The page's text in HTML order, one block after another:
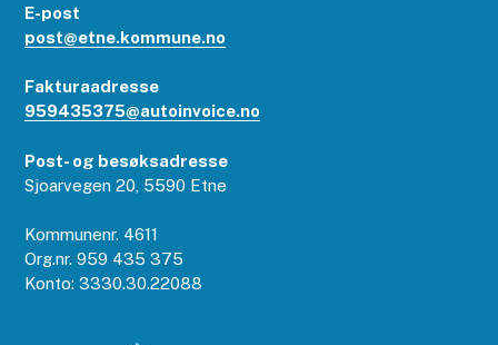
E-post
post@etne.kommune.no
Fakturaadresse
959435375@autoinvoice.no
Post- og besøksadresse
Sjoarvegen 20, 5590 Etne
Kommunenr. 4611
Org.nr. 959 435 375
Konto: 3330.30.22088